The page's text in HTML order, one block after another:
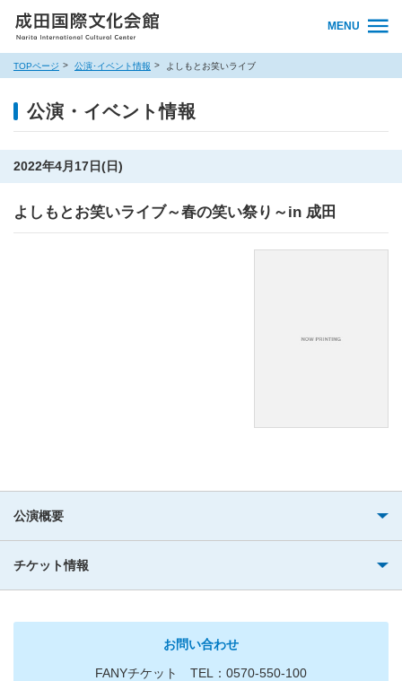
MENU
TOPページ 公演･イベント情報 よしもとお笑いライブ
公演・イベント情報
2022年4月17日(日)
よしもとお笑いライブ～春の笑い祭り～in 成田
公演概要
チケット情報
お問い合わせ
FANYチケット TEL：0570-550-100